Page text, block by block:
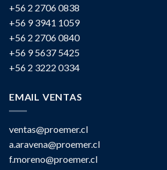
+56 2 2706 0838
+56 9 3941 1059
+56 2 2706 0840
+56 9 5637 5425
+56 2 3222 0334
EMAIL VENTAS
ventas@proemer.cl
a.aravena@proemer.cl
f.moreno@proemer.cl